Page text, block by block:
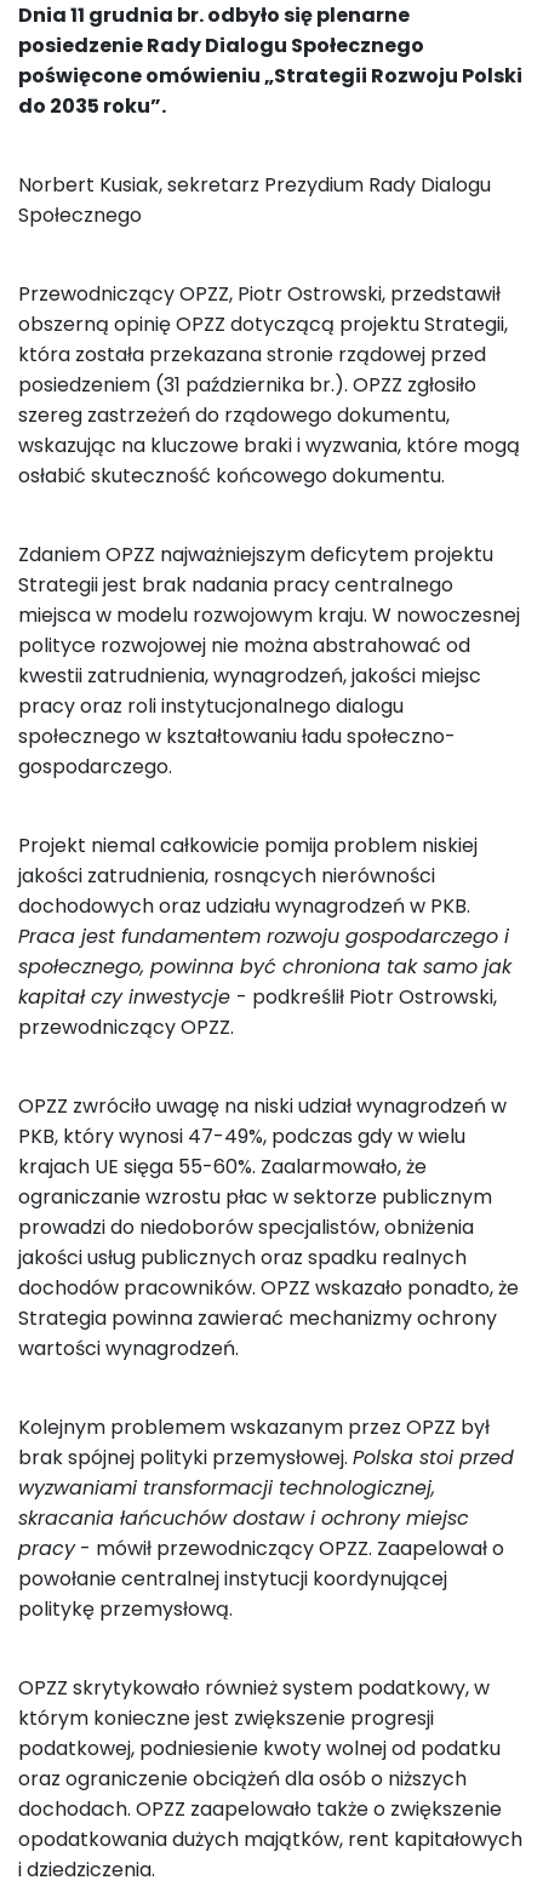
Dnia 11 grudnia br. odbyło się plenarne
posiedzenie Rady Dialogu Społecznego
poświęcone omówieniu „Strategii Rozwoju Polski
do 2035 roku”.
Norbert Kusiak, sekretarz Prezydium Rady Dialogu
Społecznego
Przewodniczący OPZZ, Piotr Ostrowski, przedstawił
obszerną opinię OPZZ dotyczącą projektu Strategii,
która została przekazana stronie rządowej przed
posiedzeniem (31 października br.). OPZZ zgłosiło
szereg zastrzeżeń do rządowego dokumentu,
wskazując na kluczowe braki i wyzwania, które mogą
osłabić skuteczność końcowego dokumentu.
Zdaniem OPZZ najważniejszym deficytem projektu
Strategii jest brak nadania pracy centralnego
miejsca w modelu rozwojowym kraju. W nowoczesnej
polityce rozwojowej nie można abstrahować od
kwestii zatrudnienia, wynagrodzeń, jakości miejsc
pracy oraz roli instytucjonalnego dialogu
społecznego w kształtowaniu ładu społeczno-
gospodarczego.
Projekt niemal całkowicie pomija problem niskiej
jakości zatrudnienia, rosnących nierówności
dochodowych oraz udziału wynagrodzeń w PKB.
Praca jest fundamentem rozwoju gospodarczego i
społecznego, powinna być chroniona tak samo jak
kapitał czy inwestycje - podkreślił Piotr Ostrowski,
przewodniczący OPZZ.
OPZZ zwróciło uwagę na niski udział wynagrodzeń w
PKB, który wynosi 47-49%, podczas gdy w wielu
krajach UE sięga 55-60%. Zaalarmowało, że
ograniczanie wzrostu płac w sektorze publicznym
prowadzi do niedoborów specjalistów, obniżenia
jakości usług publicznych oraz spadku realnych
dochodów pracowników. OPZZ wskazało ponadto, że
Strategia powinna zawierać mechanizmy ochrony
wartości wynagrodzeń.
Kolejnym problemem wskazanym przez OPZZ był
brak spójnej polityki przemysłowej. Polska stoi przed
wyzwaniami transformacji technologicznej,
skracania łańcuchów dostaw i ochrony miejsc
pracy- mówił przewodniczący OPZZ. Zaapelował o
powołanie centralnej instytucji koordynującej
politykę przemysłową.
OPZZ skrytykowało również system podatkowy, w
którym konieczne jest zwiększenie progresji
podatkowej, podniesienie kwoty wolnej od podatku
oraz ograniczenie obciążeń dla osób o niższych
dochodach. OPZZ zaapelowało także o zwiększenie
opodatkowania dużych majątków, rent kapitałowych
i dziedziczenia.